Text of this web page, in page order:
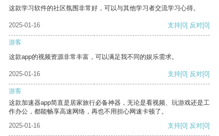
这款学习软件的社区氛围非常好，可以与其他学习者交流学习心得。
2025-01-16 支持[0] 反对[0]
游客
这款app的视频资源非常丰富，可以满足我不同的娱乐需求。
2025-01-16 支持[0] 反对[0]
游客
这款加速器app简直是居家旅行必备神器，无论是看视频、玩游戏还是工
作办公，都能畅享高速网络，再也不用担心网速卡顿了。
2025-01-16
支持[0] 反对[0]